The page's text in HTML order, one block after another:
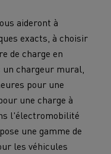
aideront à
exacts, à choisir
de charge en
chargeur mural,
pour une
une charge à
l'électromobilité
une gamme de
les véhicules